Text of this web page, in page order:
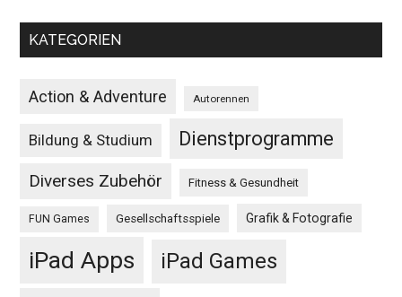
KATEGORIEN
Action & Adventure Autorennen
Bildung & Studium Dienstprogramme
Diverses Zubehör Fitness & Gesundheit
FUN Games Gesellschaftsspiele Grafik & Fotografie
iPad Apps iPad Games